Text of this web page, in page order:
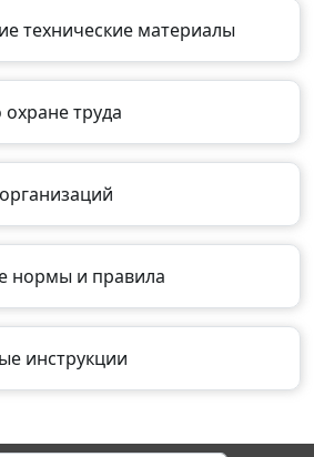
технические материалы
труда
нормы и правила
инструкции